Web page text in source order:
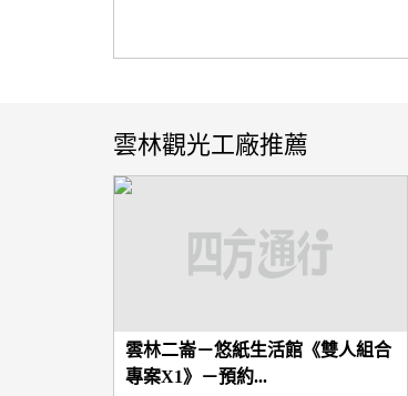
雲林觀光工廠推薦
雲林二崙－悠紙生活館《雙人組合
專案X1》－預約...